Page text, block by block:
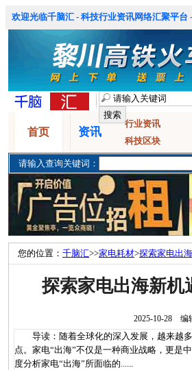
欢迎光临千脑汇 - 科技行业资讯网络汇聚平台
首页 资讯
行业资讯
科技区块
请输入查询关键词：
您的位置： 千脑汇>>家电耗材>探索家电出
探索家电出海新机
2025-10-28
导读：随着全球化的深入发展，越来越多
点。家电“出海”不仅是一种商业战略，更是
度分析家电“出海”所面临的......